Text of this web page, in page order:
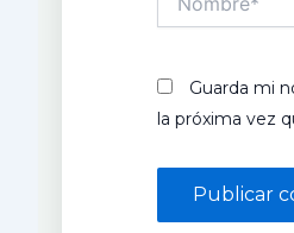
Guarda mi
la próxima vez